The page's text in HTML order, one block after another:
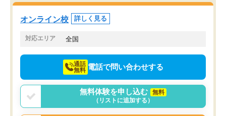
塾を受けています。狙い通り、少しず
つ成績も上がり、苦手意識も無くなっ
てきたので、さらに苦手な数学も追加
でお願いしました。来年の高校受験に
オンライン校 詳しく見る
対応エリア 全国
通話
無料 電話で問い合わせする
無料体験を申し込む
無料
（リストに追加する）